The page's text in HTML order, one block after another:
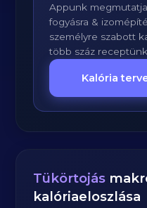
Appunk
fogyásra &
személyre szabott
több száz
Kalória
Tükörtojás
kalóriaeloszlása